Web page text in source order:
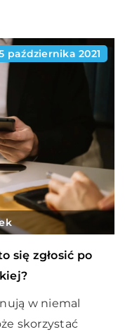
października 2021
się zgłosić po
w niemal
skorzystać